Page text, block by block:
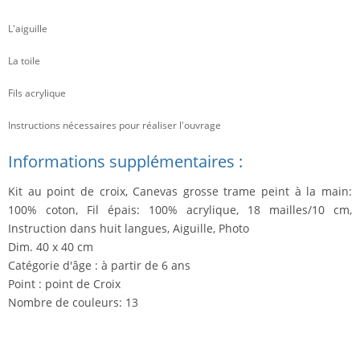
L'aiguille
La toile
Fils acrylique
Instructions nécessaires pour réaliser l'ouvrage
Informations supplémentaires :
Kit au point de croix, Canevas grosse trame peint à la main:
100% coton, Fil épais: 100% acrylique, 18 mailles/10 cm,
Instruction dans huit langues, Aiguille, Photo
Dim. 40 x 40 cm
Catégorie d'âge : à partir de 6 ans
Point : point de Croix
Nombre de couleurs: 13